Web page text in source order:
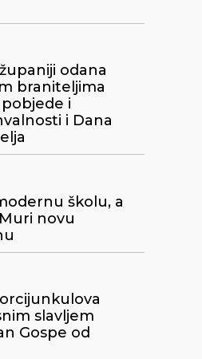
odana
braniteljima
i
i Dana
školu, a
novu
slavljem
Gospe od